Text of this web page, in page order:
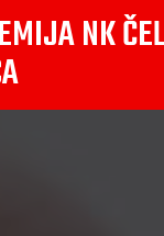
NK